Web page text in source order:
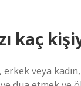
kaç
veya